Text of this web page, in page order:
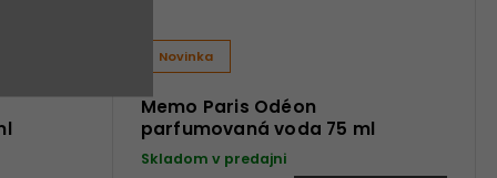
Novinka
Memo Paris Odéon
parfumovaná voda 75 ml
Skladom v predajni